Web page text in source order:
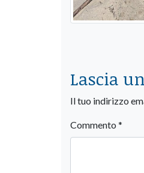
Lascia
Il tuo indirizzo
Commento *